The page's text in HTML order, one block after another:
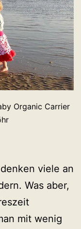
Organic Carrier
viele an
Was aber,
mit wenig